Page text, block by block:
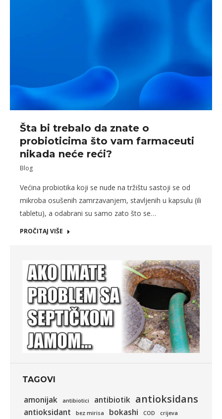
Šta bi trebalo dа znatе o
probioticima što vam farmaceuti
nikada neće reći?
Blog
Većina probiotika koji se nude na tržištu sastoji se od
mikroba osušenih zamrzavanjem, stavljenih u kapsulu (ili
tabletu), a odabrani su samo zato što se…
PROČITAJ VIŠE
TAGOVI
amonijak antibiotici antibiotik antioksidans
antioksidant bez mirisa bokashi COD
crijeva